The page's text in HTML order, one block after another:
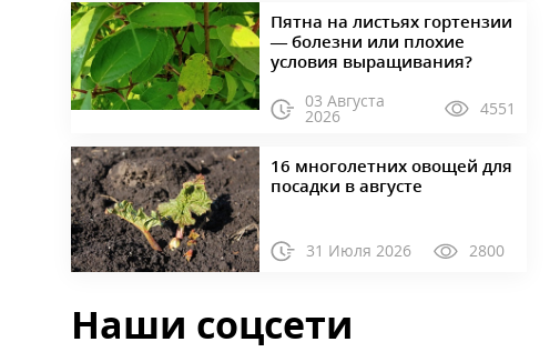
Пятна на листьях гортензии
— болезни или плохие
условия выращивания?
03 Августа
2026 4551
16 многолетних овощей для
посадки в августе
31 Июля 2026 2800
Наши соцсети